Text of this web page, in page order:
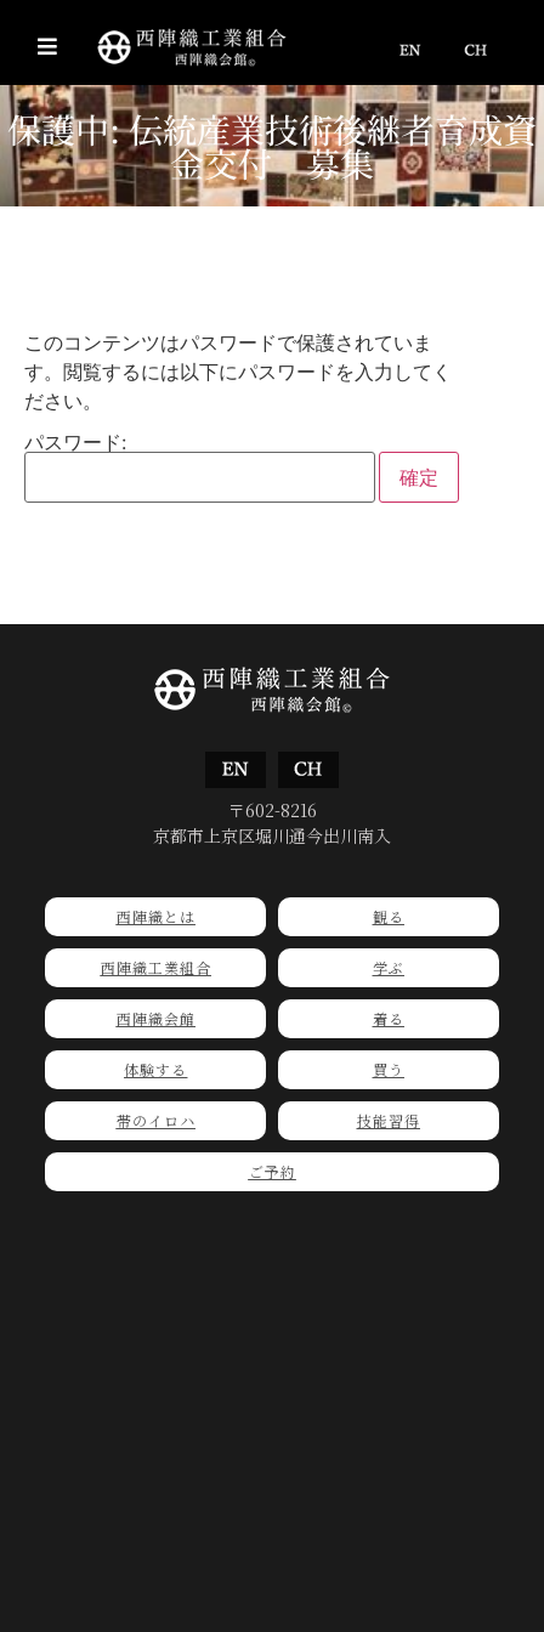
保護中: 伝統産業技術後継者育成資
金交付 募集
このコンテンツはパスワードで保護されていま
す。閲覧するには以下にパスワードを入力してく
ださい。
パスワード:
〒602-8216
京都市上京区堀川通今出川南入
西陣織とは 観る
西陣織工業組合 学ぶ
西陣織会館 着る
体験する 買う
帯のイロハ 技能習得
ご予約